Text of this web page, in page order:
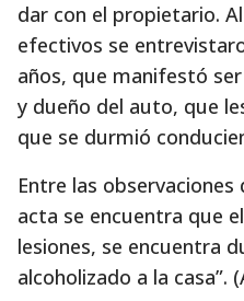
dar con el propietario.
efectivos se
años, que manifestó
y dueño del auto, que
que se durmió
Entre las
acta se encuentra que
lesiones, se encuentra
alcoholizado a la casa”.